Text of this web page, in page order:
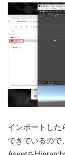
インポートした
できているので